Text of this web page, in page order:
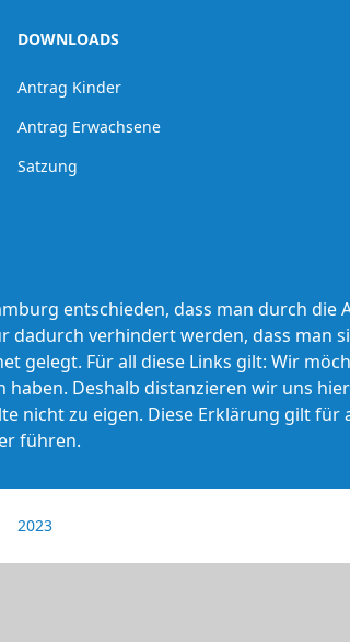
DOWNLOADS
Antrag Kinder
Antrag Erwachsene
Satzung
entschieden, dass man durch
dadurch verhindert werden, dass man
gelegt. Für all diese Links gilt: Wir
Deshalb distanzieren wir uns
nicht zu eigen. Diese Erklärung gilt
führen.
2023